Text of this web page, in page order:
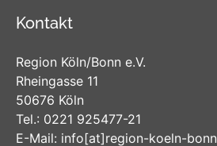
Kontakt
Region Köln/Bonn e.V.
Rheingasse 11
50676 Köln
Tel.: 0221 925477-21
E-Mail: info[at]region-koeln-bonn